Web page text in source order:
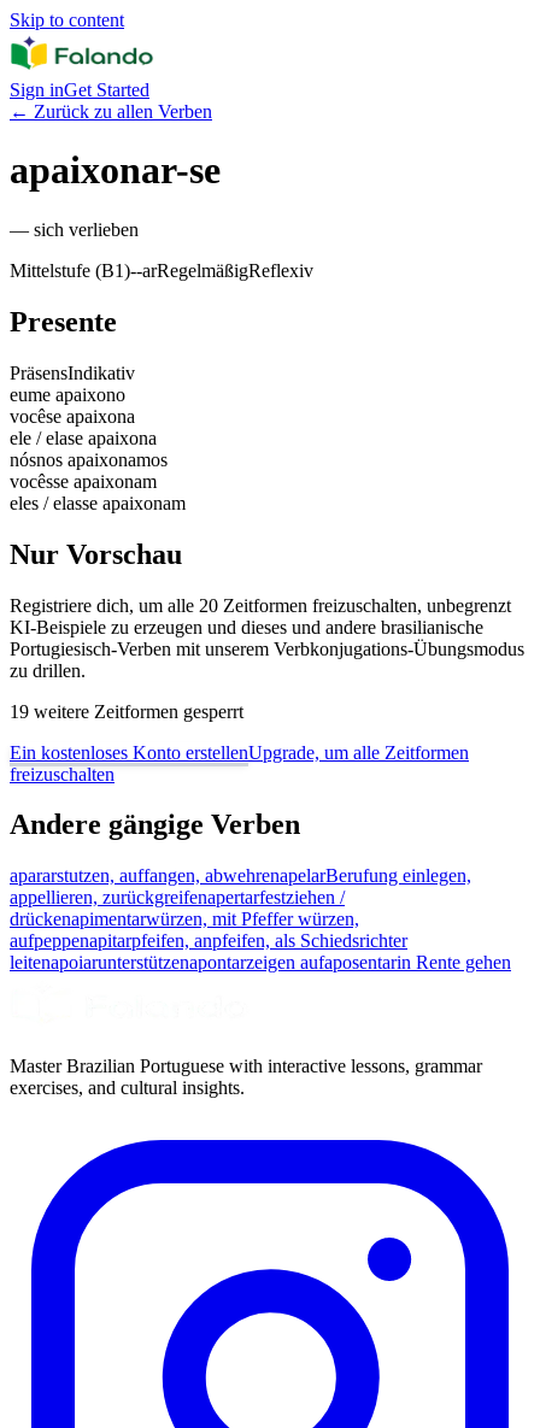
Skip to content
Sign inGet Started
← Zurück zu allen Verben
apaixonar-se
— sich verlieben
Mittelstufe (B1)--arRegelmäßigReflexiv
Presente
PräsensIndikativ
eume apaixono
vocêse apaixona
ele / elase apaixona
nósnos apaixonamos
vocêsse apaixonam
eles / elasse apaixonam
Nur Vorschau
Registriere dich, um alle 20 Zeitformen freizuschalten, unbegrenzt
KI-Beispiele zu erzeugen und dieses und andere brasilianische
Portugiesisch-Verben mit unserem Verbkonjugations-Übungsmodus
zu drillen.
19 weitere Zeitformen gesperrt
Ein kostenloses Konto erstellenUpgrade, um alle Zeitformen
freizuschalten
Andere gängige Verben
apararstutzen, auffangen, abwehrenapelarBerufung einlegen,
appellieren, zurückgreifenapertarfestziehen /
drückenapimentarwürzen, mit Pfeffer würzen,
aufpeppenapitarpfeifen, anpfeifen, als Schiedsrichter
leitenapoiarunterstützenapontarzeigen aufaposentarin Rente gehen
Master Brazilian Portuguese with interactive lessons, grammar
exercises, and cultural insights.